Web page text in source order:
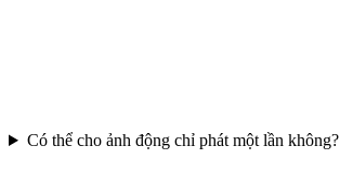
Có thể cho ảnh động chỉ phát một lần không?